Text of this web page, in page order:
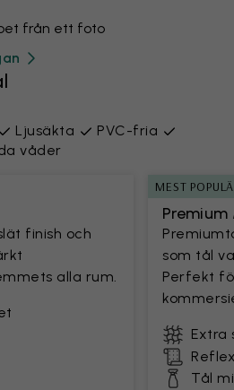
från ett foto
Ljusäkta
PVC-fria
våder
finish och
alla rum.
MEST
som tål
Perfekt
Extra
Tål